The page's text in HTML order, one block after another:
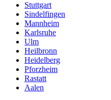
Stuttgart
Sindelfingen
Mannheim
Karlsruhe
Ulm
Heilbronn
Heidelberg
Pforzheim
Rastatt
Aalen